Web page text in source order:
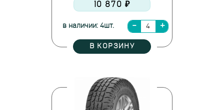
10 870 ₽
в наличии: 4шт.
В КОРЗИНУ